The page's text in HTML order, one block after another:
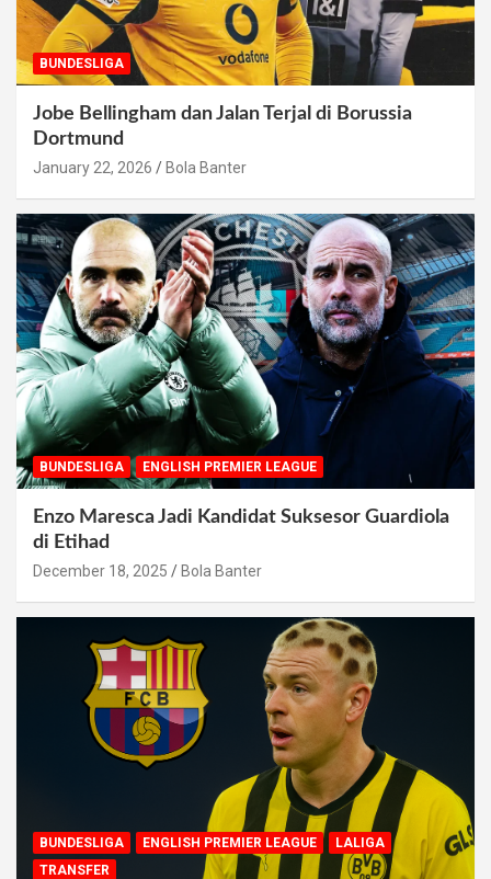
BUNDESLIGA
Jobe Bellingham dan Jalan Terjal di Borussia
Dortmund
January 22, 2026 Bola Banter
BUNDESLIGA ENGLISH PREMIER LEAGUE
Enzo Maresca Jadi Kandidat Suksesor Guardiola
di Etihad
December 18, 2025 Bola Banter
BUNDESLIGA ENGLISH PREMIER LEAGUE
LALIGA
TRANSFER